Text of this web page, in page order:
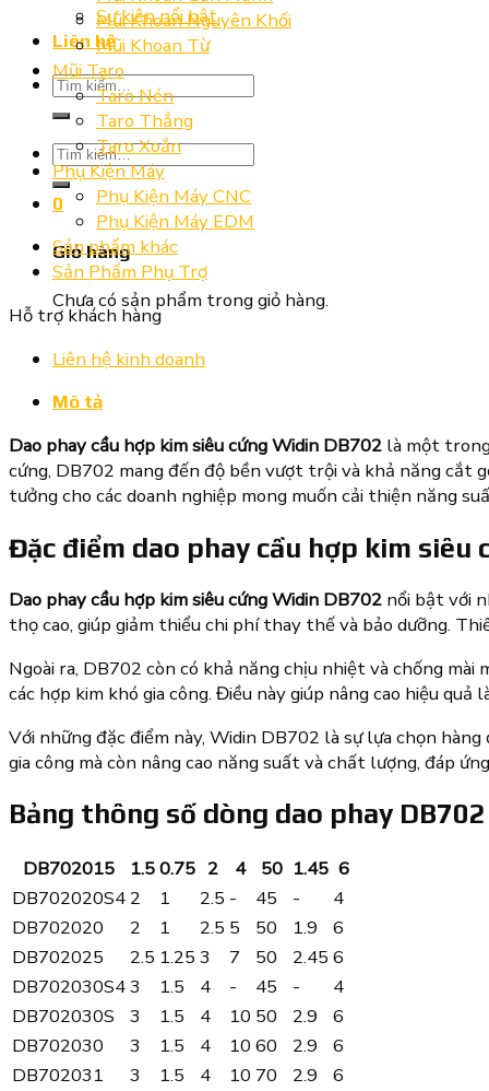
Sự kiện nổi bật
Liên hệ
Tìm
kiếm:
Tìm
kiếm:
0
Giỏ hàng
Chưa có sản phẩm trong giỏ hàng.
Mũi Khoan Nguyên Khối
Mũi Khoan Từ
Mũi Taro
Taro Nén
Taro Thẳng
Taro Xoắn
Phụ Kiện Máy
Phụ Kiện Máy CNC
Phụ Kiện Máy EDM
Sản phẩm khác
Sản Phẩm Phụ Trợ
Hỗ trợ khách hàng
Liên hệ kinh doanh
Mô tả
Dao phay cầu hợp kim siêu cứng Widin DB702 là một
cứng, DB702 mang đến độ bền vượt trội và khả năng cắt
tưởng cho các doanh nghiệp mong muốn cải thiện năng
Đặc điểm dao phay cầu hợp kim siêu
Dao phay cầu hợp kim siêu cứng Widin DB702 nổi bật với
thọ cao, giúp giảm thiểu chi phí thay thế và bảo dưỡng.
Ngoài ra, DB702 còn có khả năng chịu nhiệt và chống
các hợp kim khó gia công. Điều này giúp nâng cao hiệu
Với những đặc điểm này, Widin DB702 là sự lựa chọn
gia công mà còn nâng cao năng suất và chất lượng, đáp
Bảng thông số dòng dao phay
DB702015 1.50.75 2 4 50 1.45 6
DB702020S4 2 1 2.5 - 45 -
4
DB702020
2 1 2.5 5 50 1.9
6
DB702025
2.5 1.25 3 7 50 2.45 6
DB702030S43 1.5 4 - 45 -
4
DB702030S
3 1.5 4 10 50 2.9
6
DB702030
3 1.5 4 10 60 2.9
6
DB702031
3 1.5 4 10 70 2.9
6